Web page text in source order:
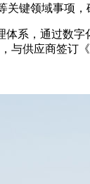
键领域事项，
系，通过数
与供应商签订